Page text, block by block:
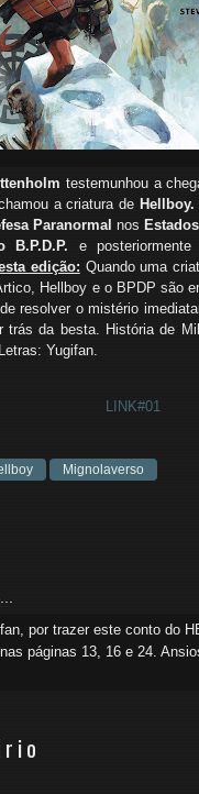
testemunhou a
a criatura de Hellboy.
Paranormalnos
e
edição: Quando uma
Hellboy e o BPDP são
resolver o mistério
trás da besta. História de
Yugifan.
LINK#01
Mignolaverso
por trazer este conto do
páginas 13, 16 e 24.